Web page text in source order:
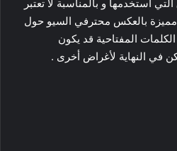
استخدمها و بالمناسبة لا تعتبر
بالعكس محترفي السيو حول
المفتاحية قد يكون
في النهاية لأغراض أخرى .